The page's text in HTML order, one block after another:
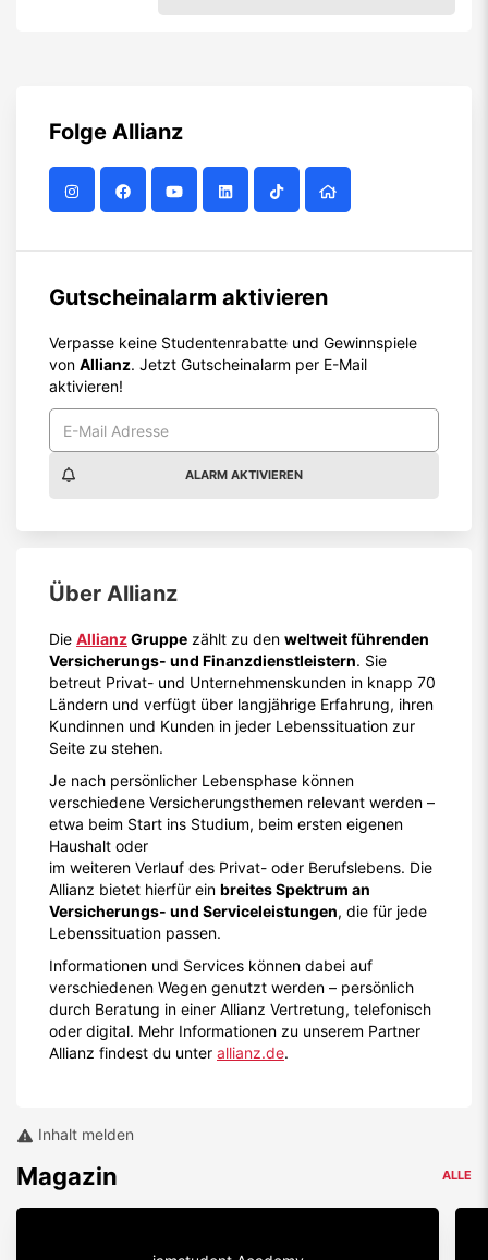
Folge Allianz
Gutscheinalarm aktivieren
Verpasse keine Studentenrabatte und Gewinnspiele
von Allianz. Jetzt Gutscheinalarm per E-Mail
aktivieren!
ALARM AKTIVIEREN
Über Allianz
Die AllianzGruppe zählt zu den weltweit führenden
Versicherungs- und Finanzdienstleistern. Sie
betreut Privat- und Unternehmenskunden in knapp 70
Ländern und verfügt über langjährige Erfahrung, ihren
Kundinnen und Kunden in jeder Lebenssituation zur
Seite zu stehen.
Je nach persönlicher Lebensphase können
verschiedene Versicherungsthemen relevant werden –
etwa beim Start ins Studium, beim ersten eigenen
Haushalt oder
im weiteren Verlauf des Privat- oder Berufslebens. Die
Allianz bietet hierfür ein breites Spektrum an
Versicherungs- und Serviceleistungen, die für jede
Lebenssituation passen.
Informationen und Services können dabei auf
verschiedenen Wegen genutzt werden – persönlich
durch Beratung in einer Allianz Vertretung, telefonisch
oder digital. Mehr Informationen zu unserem Partner
Allianz findest du unter allianz.de.
Inhalt melden
Magazin ALLE